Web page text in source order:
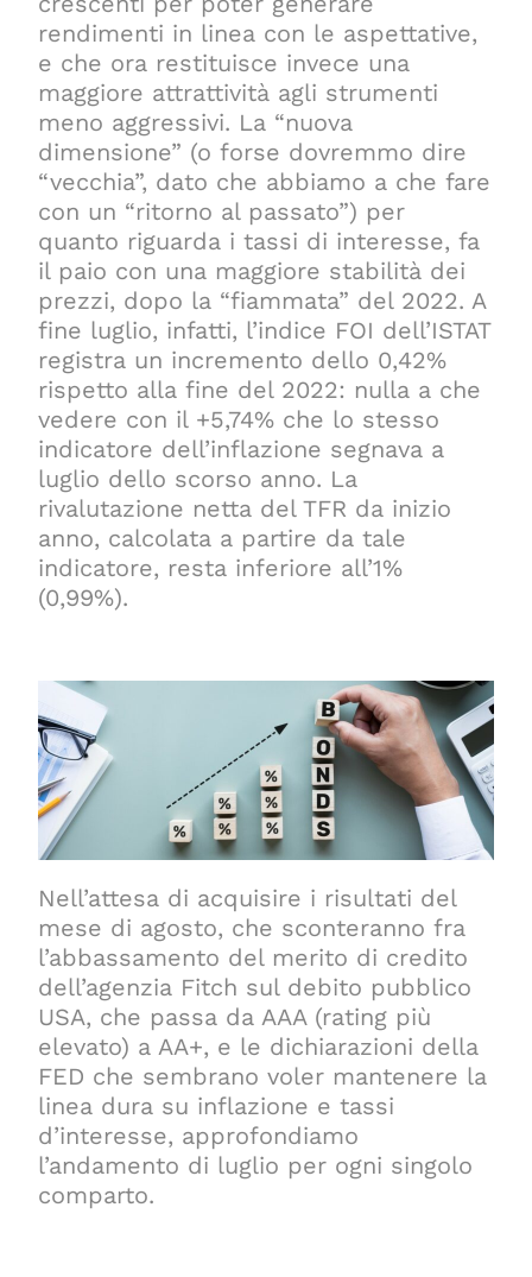
rendimenti in linea con le aspettative,
e che ora restituisce invece una
maggiore attrattività agli strumenti
meno aggressivi. La “nuova
dimensione” (o forse dovremmo dire
“vecchia”, dato che abbiamo a che fare
con un “ritorno al passato”) per
quanto riguarda i tassi di interesse, fa
il paio con una maggiore stabilità dei
prezzi, dopo la “fiammata” del 2022. A
fine luglio, infatti, l’indice FOI dell’ISTAT
registra un incremento dello 0,42%
rispetto alla fine del 2022: nulla a che
vedere con il +5,74% che lo stesso
indicatore dell’inflazione segnava a
luglio dello scorso anno. La
rivalutazione netta del TFR da inizio
anno, calcolata a partire da tale
indicatore, resta inferiore all’1%
(0,99%).
Nell’attesa di acquisire i risultati del
mese di agosto, che sconteranno fra
l’abbassamento del merito di credito
dell’agenzia Fitch sul debito pubblico
USA, che passa da AAA (rating più
elevato) a AA+, e le dichiarazioni della
FED che sembrano voler mantenere la
linea dura su inflazione e tassi
d’interesse, approfondiamo
l’andamento di luglio per ogni singolo
comparto.